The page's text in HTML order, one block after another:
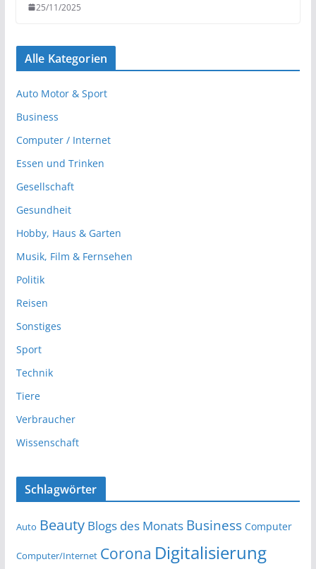
25/11/2025
Alle Kategorien
Auto Motor & Sport
Business
Computer / Internet
Essen und Trinken
Gesellschaft
Gesundheit
Hobby, Haus & Garten
Musik, Film & Fernsehen
Politik
Reisen
Sonstiges
Sport
Technik
Tiere
Verbraucher
Wissenschaft
Schlagwörter
Auto Beauty Blogs des Monats Business Computer
Computer/Internet Corona Digitalisierung